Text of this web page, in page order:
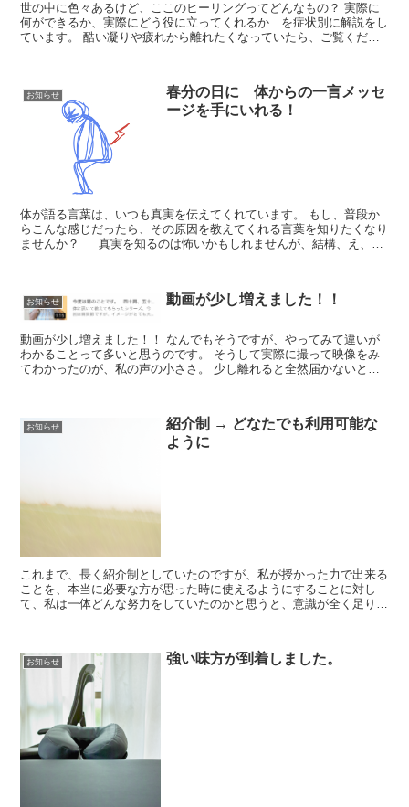
世の中に色々あるけど、ここのヒーリングってどんなもの？ 実際に
何ができるか、実際にどう役に立ってくれるか を症状別に解説をし
ています。 酷い凝りや疲れから離れたくなっていたら、ご覧くださ
お知らせ
春分の日に 体からの一言メッセ
ージを手にいれる！
体が語る言葉は、いつも真実を伝えてくれています。 もし、普段か
らこんな感じだったら、その原因を教えてくれる言葉を知りたくなり
ませんか？ 真実を知るのは怖いかもしれませんが、結構、え、そ
お知らせ 動画が少し増えました！！
動画が少し増えました！！ なんでもそうですが、やってみて違いが
わかることって多いと思うのです。 そうして実際に撮って映像をみ
てわかったのが、私の声の小ささ。 少し離れると全然届かないと本
お知らせ
紹介制 → どなたでも利用可能な
ように
これまで、長く紹介制としていたのですが、私が授かった力で出来る
ことを、本当に必要な方が思った時に使えるようにすることに対し
て、私は一体どんな努力をしていたのかと思うと、意識が全く足りな
お知らせ 強い味方が到着しました。